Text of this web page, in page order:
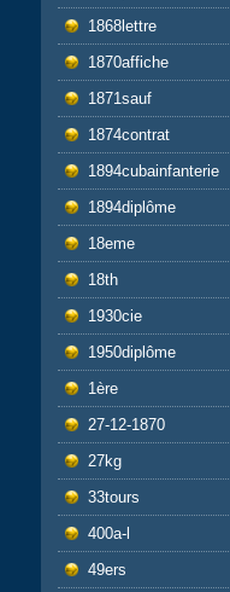
1868lettre
1870affiche
1871sauf
1874contrat
1894cubainfanterie
1894diplôme
18eme
18th
1930cie
1950diplôme
1ère
27-12-1870
27kg
33tours
400a-l
49ers